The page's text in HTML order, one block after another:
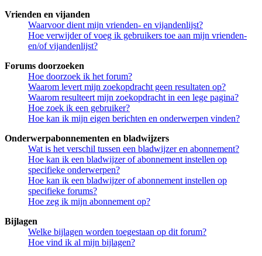
Vrienden en vijanden
Waarvoor dient mijn vrienden- en vijandenlijst?
Hoe verwijder of voeg ik gebruikers toe aan mijn vrienden-
en/of vijandenlijst?
Forums doorzoeken
Hoe doorzoek ik het forum?
Waarom levert mijn zoekopdracht geen resultaten op?
Waarom resulteert mijn zoekopdracht in een lege pagina?
Hoe zoek ik een gebruiker?
Hoe kan ik mijn eigen berichten en onderwerpen vinden?
Onderwerpabonnementen en bladwijzers
Wat is het verschil tussen een bladwijzer en abonnement?
Hoe kan ik een bladwijzer of abonnement instellen op
specifieke onderwerpen?
Hoe kan ik een bladwijzer of abonnement instellen op
specifieke forums?
Hoe zeg ik mijn abonnement op?
Bijlagen
Welke bijlagen worden toegestaan op dit forum?
Hoe vind ik al mijn bijlagen?